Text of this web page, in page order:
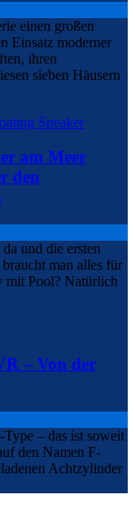
einen großen
Einsatz moderner
ihren
sieben Häusern
am Meer
den
und die ersten
man alles für
mit Pool? Natürlich
– Von der
– das ist soweit
den Namen F-
Achtzylinder